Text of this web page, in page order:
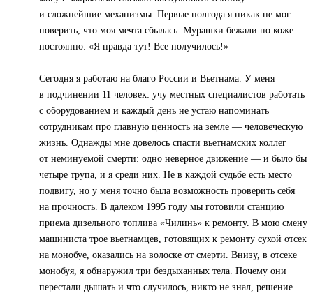
и сложнейшие механизмы. Первые полгода я никак не мог
поверить, что моя мечта сбылась. Мурашки бежали по коже
постоянно: «Я правда тут! Все получилось!»
Сегодня я работаю на благо России и Вьетнама. У меня
в подчинении 11 человек: учу местных специалистов работать
с оборудованием и каждый день не устаю напоминать
сотрудникам про главную ценность на земле — человеческую
жизнь. Однажды мне довелось спасти вьетнамских коллег
от неминуемой смерти: одно неверное движение — и было бы
четыре трупа, и я среди них. Не в каждой судьбе есть место
подвигу, но у меня точно была возможность проверить себя
на прочность. В далеком 1995 году мы готовили станцию
приема дизельного топлива «Чилинь» к ремонту. В мою смену
машиниста трое вьетнамцев, готовящих к ремонту сухой отсек
на монобуе, оказались на волоске от смерти. Внизу, в отсеке
монобуя, я обнаружил три бездыханных тела. Почему они
перестали дышать и что случилось, никто не знал, решение